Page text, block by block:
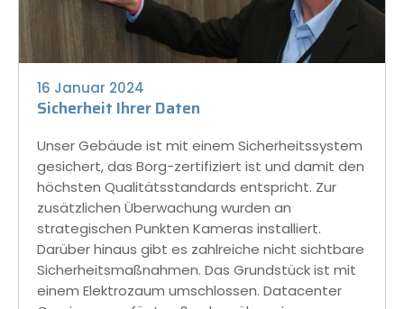
16 Januar 2024
Sicherheit Ihrer Daten
Unser Gebäude ist mit einem Sicherheitssystem
gesichert, das Borg-zertifiziert ist und damit den
höchsten Qualitätsstandards entspricht. Zur
zusätzlichen Überwachung wurden an
strategischen Punkten Kameras installiert.
Darüber hinaus gibt es zahlreiche nicht sichtbare
Sicherheitsmaßnahmen. Das Grundstück ist mit
einem Elektrozaum umschlossen. Datacenter